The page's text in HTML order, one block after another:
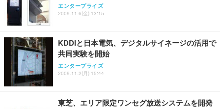
エンタープライズ
2009.11.6(金) 13:15
KDDIと日本電気、デジタルサイネージの活用で
共同実験を開始
エンタープライズ
2009.11.2(月) 15:44
東芝、エリア限定ワンセグ放送システムを開発